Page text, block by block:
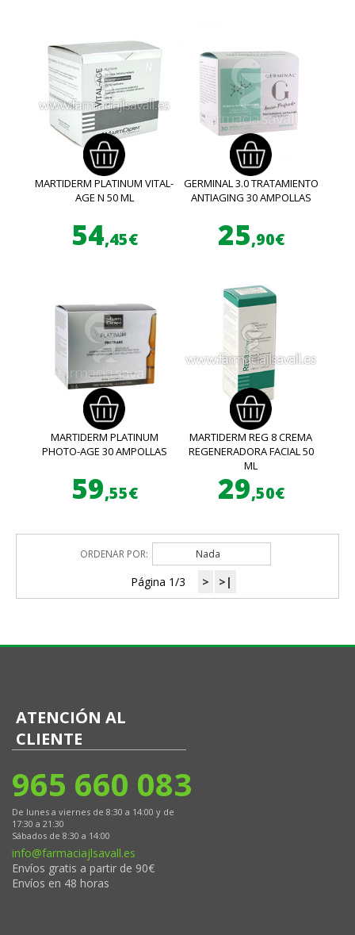
MARTIDERM PLATINUM VITAL-
AGE N 50 ML
54,45€
GERMINAL 3.0 TRATAMIENTO
ANTIAGING 30 AMPOLLAS
25,90€
MARTIDERM PLATINUM
PHOTO-AGE 30 AMPOLLAS
59,55€
MARTIDERM REG 8 CREMA
REGENERADORA FACIAL 50
ML
29,50€
ORDENAR POR: Nada
Página 1/3 > >|
ATENCIÓN AL
CLIENTE
965 660 083
De lunes a viernes de 8:30 a 14:00 y de
17:30 a 21:30
Sábados de 8:30 a 14:00
info@farmaciajlsavall.es
Envíos gratis a partir de 90€
Envíos en 48 horas